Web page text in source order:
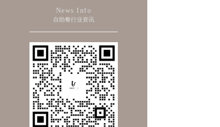
News Info
自助餐行业资讯